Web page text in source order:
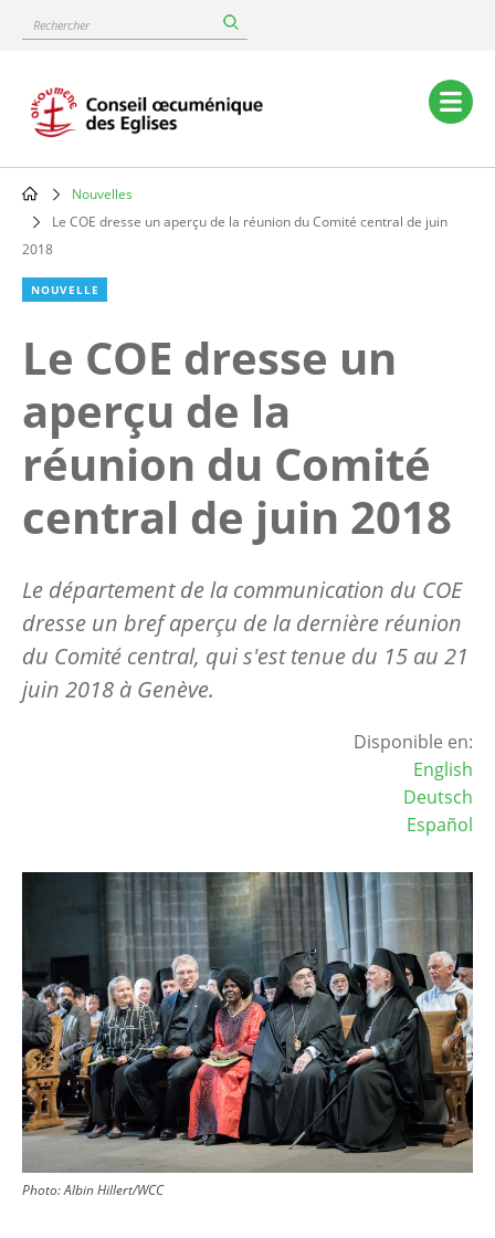
content
Rechercher
Main
navigation
Breadcrumb
Nouvelles
Le COE dresse un aperçu de la réunion du Comité central de juin
2018
NOUVELLE
Le COE dresse un
aperçu de la
réunion du Comité
central de juin 2018
Le département de la communication du COE
dresse un bref aperçu de la dernière réunion
du Comité central, qui s'est tenue du 15 au 21
juin 2018 à Genève.
Disponible en:
English
Deutsch
Español
Photo: Albin Hillert/WCC